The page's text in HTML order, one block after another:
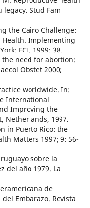
legacy. Stud Fam
the Cairo Challenge:
Health. Implementing
FCI, 1999: 38.
the need for abortion:
Obstet 2000;
worldwide. In:
International
Improving the
Netherlands, 1997.
in Puerto Rico: the
Matters 1997; 9: 56-
sobre la
del año 1979. La
de
Embarazo. Revista